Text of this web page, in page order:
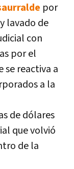
por
lavado de
con
por el
se reactiva a
a la
de dólares
que volvió
de la